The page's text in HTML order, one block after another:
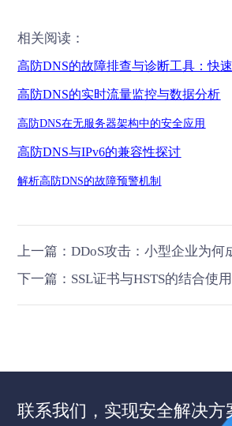
相关阅读：
高防DNS的故障排查与诊断工具：快
高防DNS的实时流量监控与数据分析
高防DNS在无服务器架构中的安全应用
高防DNS与IPv6的兼容性探讨
解析高防DNS的故障预警机制
上一篇：DDoS攻击：小型企业为何
下一篇：SSL证书与HSTS的结合使用
联系我们，实现安全解决方